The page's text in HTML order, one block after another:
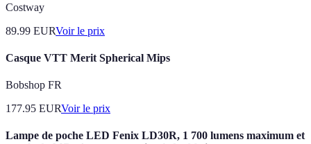
Costway
89.99 EURVoir le prix
Casque VTT Merit Spherical Mips
Bobshop FR
177.95 EURVoir le prix
Lampe de poche LED Fenix LD30R, 1 700 lumens maximum et